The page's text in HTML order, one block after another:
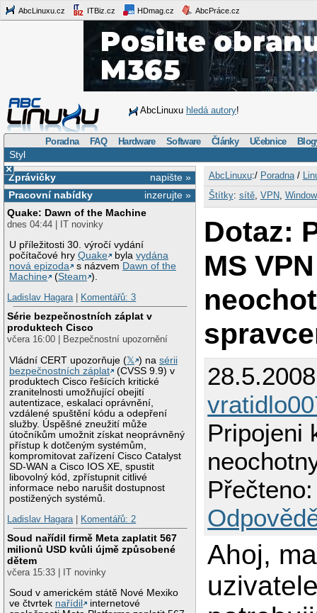
AbcLinuxu.cz ITBiz.cz HDmag.cz AbcPráce.cz
AbcLinuxu hledá autory!
Poradna FAQ Hardware Software Články Učebnice
Styl
×
napište »
Zprávičky
inzerujte »
Pracovní nabídky
Quake: Dawn of the Machine
dnes 04:44 | IT novinky
U příležitosti 30. výročí vydání
počítačové hryQuake bylavydána
nová epizoda
s názvem Dawn of the
Machine
(Steam ).
Ladislav Hagara| Komentářů: 3
Série bezpečnostních záplat v
produktech Cisco
včera 16:00 | Bezpečnostní upozornění
Vládní CERT upozorňuje (𝕏 ) nasérii
bezpečnostních záplat
(CVSS 9.9) v
produktech Cisco řešících kritické
zranitelnosti umožňující obejití
autentizace, eskalaci oprávnění,
vzdálené spuštění kódu a odepření
služby. Úspěšné zneužití může
útočníkům umožnit získat neoprávněný
přístup k dotčeným systémům,
kompromitovat zařízení Cisco Catalyst
SD-WAN a Cisco IOS XE, spustit
libovolný kód, zpřístupnit citlivé
informace nebo narušit dostupnost
postižených systémů.
Ladislav Hagara| Komentářů: 2
Soud nařídil firmě Meta zaplatit 567
milionů USD kvůli újmě způsobené
dětem
včera 15:33 | IT novinky
Soud v americkém státě Nové Mexiko
ve čtvrtek nařídil
internetové
AbcLinuxu:/ Poradna/
Štítky: sítě, VPN,
Dotaz:
MS
Pripojeni
Ahoj,